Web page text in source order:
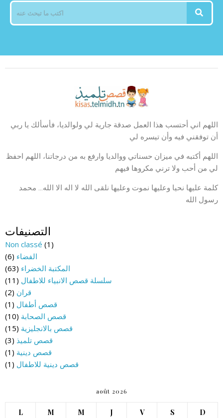
اللهم اني أحتسب هذا العمل صدقة جارية لي ولوالديا، فأسألك يا ربي
أن توفقني فيه وأن تيسره لي
اللهم أكتبه في ميزان حسناتي ووالديا وارفع به من درجاتنا، اللهم احفظ
لي من أحب ولا ترني مكروها فيهم
كلمة عليها نحيا وعليها نموت وعليها نلقى الله لا اله الا الله… محمد
رسول الله
التصنيفات
Non classé (1)
الفضاء (6)
المكتبة الخضراء (63)
سلسلة قصص الانبياء للاطفال (11)
قران (2)
قصص أطفال (1)
قصص الصحابة (10)
قصص بالانجليزية (15)
قصص تلميذ (3)
قصص دينية (1)
قصص دينية للاطفال (1)
août 2026
L M M J V S D